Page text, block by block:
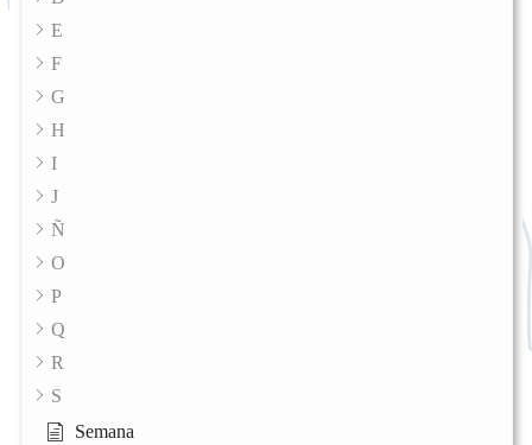
E
F
G
H
I
J
Ñ
O
P
Q
R
S
Semana